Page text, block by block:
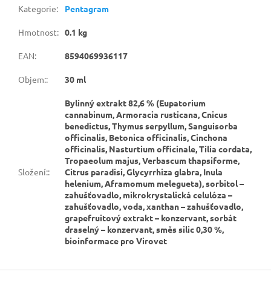
Kategorie: Pentagram
Hmotnost: 0.1 kg
EAN: 8594069936117
Objem:: 30 ml
Složení::
Bylinný extrakt 82,6 % (Eupatorium
cannabinum, Armoracia rusticana, Cnicus
benedictus, Thymus serpyllum, Sanguisorba
officinalis, Betonica officinalis, Cinchona
officinalis, Nasturtium officinale, Tilia cordata,
Tropaeolum majus, Verbascum thapsiforme,
Citrus paradisi, Glycyrrhiza glabra, Inula
helenium, Aframomum melegueta), sorbitol –
zahušťovadlo, mikrokrystalická celulóza –
zahušťovadlo, voda, xanthan – zahušťovadlo,
grapefruitový extrakt – konzervant, sorbát
draselný – konzervant, směs silic 0,30 %,
bioinformace pro Virovet